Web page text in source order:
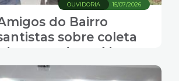
15/07/2026
OUVIDORIA
do Bairro
sobre coleta
descarte de resíduos e
Prefeitura